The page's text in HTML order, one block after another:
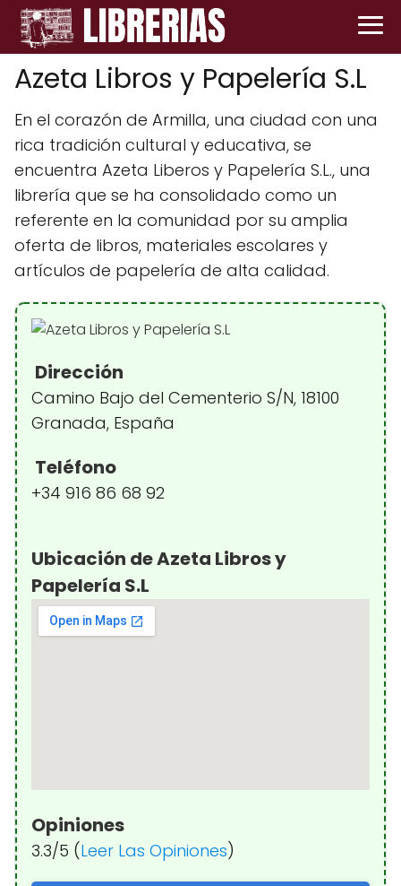
Azeta Libros y Papelería S.L
En el corazón de Armilla, una ciudad con una
rica tradición cultural y educativa, se
encuentra Azeta Liberos y Papelería S.L., una
librería que se ha consolidado como un
referente en la comunidad por su amplia
oferta de libros, materiales escolares y
artículos de papelería de alta calidad.
Dirección
Camino Bajo del Cementerio S/N, 18100
Granada, España
Teléfono
+34 916 86 68 92
Ubicación de Azeta Libros y
Papelería S.L
Opiniones
3.3/5 (Leer Las Opiniones)